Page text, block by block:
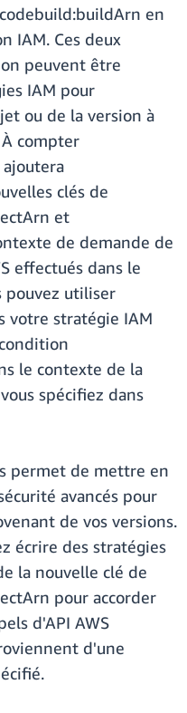
en
IAM. Ces deux
peuvent être
IAM pour
ou de la version à
compter
clés de
et
de demande de
effectués dans le
pouvez utiliser
votre stratégie IAM
le contexte de la
spécifiez dans
permet de mettre en
avancés pour
de vos versions.
écrire des stratégies
la nouvelle clé de
pour accorder
d'API AWS
d'une